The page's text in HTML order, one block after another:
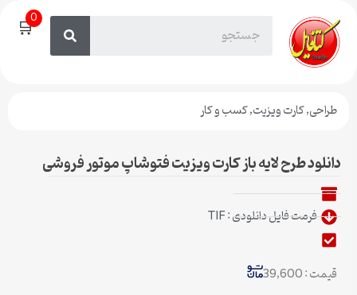
🛒0
طراحی,کارت ویزیت,کسب و کار
دانلود طرح لایه باز کارت ویزیت فتوشاپ موتور فروشی
فرمت فایل دانلودی : TIF
قیمت : 39,600